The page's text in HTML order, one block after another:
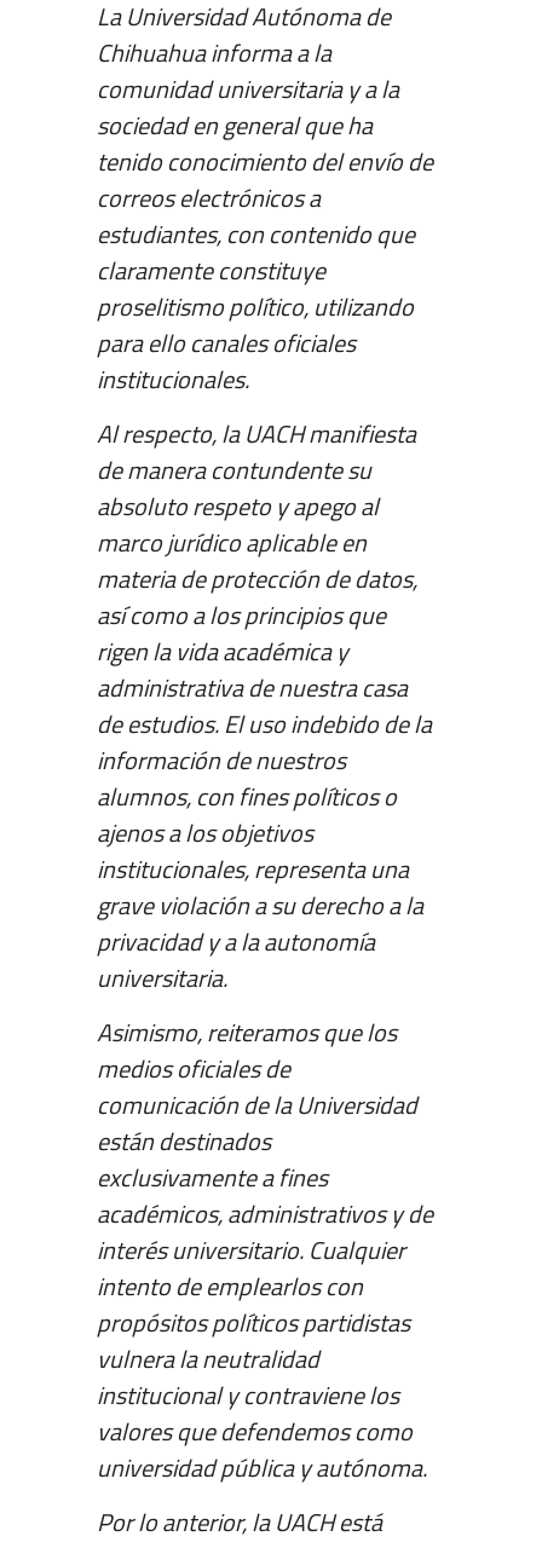
La Universidad Autónoma de
Chihuahua informa a la
comunidad universitaria y a la
sociedad en general que ha
tenido conocimiento del envío de
correos electrónicos a
estudiantes, con contenido que
claramente constituye
proselitismo político, utilizando
para ello canales oficiales
institucionales.
Al respecto, la UACH manifiesta
de manera contundente su
absoluto respeto y apego al
marco jurídico aplicable en
materia de protección de datos,
así como a los principios que
rigen la vida académica y
administrativa de nuestra casa
de estudios. El uso indebido de la
información de nuestros
alumnos, con fines políticos o
ajenos a los objetivos
institucionales, representa una
grave violación a su derecho a la
privacidad y a la autonomía
universitaria.
Asimismo, reiteramos que los
medios oficiales de
comunicación de la Universidad
están destinados
exclusivamente a fines
académicos, administrativos y de
interés universitario. Cualquier
intento de emplearlos con
propósitos políticos partidistas
vulnera la neutralidad
institucional y contraviene los
valores que defendemos como
universidad pública y autónoma.
Por lo anterior, la UACH está